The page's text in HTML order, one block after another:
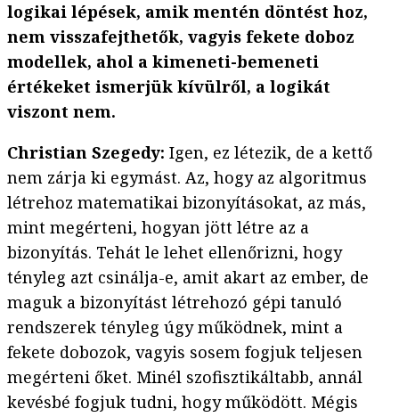
logikai lépések, amik mentén döntést hoz,
nem visszafejthetők, vagyis fekete doboz
modellek, ahol a kimeneti-bemeneti
értékeket ismerjük kívülről, a logikát
viszont nem.
Christian Szegedy: Igen, ez létezik, de a kettő
nem zárja ki egymást. Az, hogy az algoritmus
létrehoz matematikai bizonyításokat, az más,
mint megérteni, hogyan jött létre az a
bizonyítás. Tehát le lehet ellenőrizni, hogy
tényleg azt csinálja-e, amit akart az ember, de
maguk a bizonyítást létrehozó gépi tanuló
rendszerek tényleg úgy működnek, mint a
fekete dobozok, vagyis sosem fogjuk teljesen
megérteni őket. Minél szofisztikáltabb, annál
kevésbé fogjuk tudni, hogy működött. Mégis